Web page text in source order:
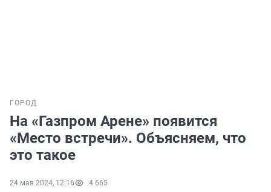
ГОРОД
На «Газпром Арене» появится
«Место встречи». Объясняем, что
это такое
24 мая 2024, 12:16 4 665